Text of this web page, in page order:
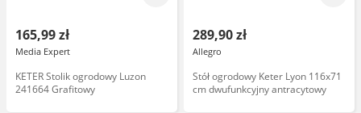
165,99 zł
Media Expert
KETER Stolik ogrodowy Luzon
241664 Grafitowy
289,90 zł
Allegro
Stół ogrodowy Keter Lyon 116x71
cm dwufunkcyjny antracytowy